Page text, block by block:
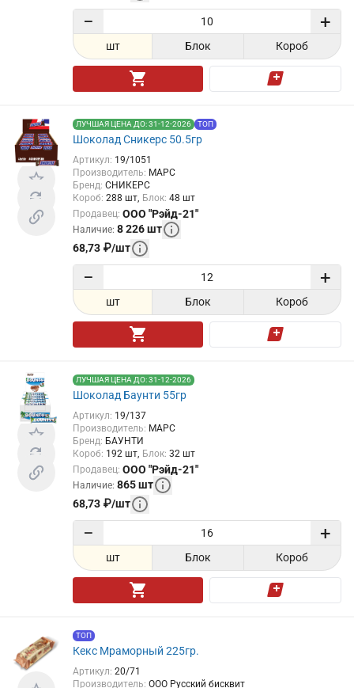
− +
шт Блок Короб
ЛУЧШАЯ ЦЕНА ДО: 31-12-2026 ТОП
Шоколад Сникерс 50.5гр
Артикул: 19/1051
Производитель: МАРС
Бренд: СНИКЕРС
Короб: 288 шт Блок: 48 шт
Продавец: ООО "Рэйд-21"
Наличие: 8 226шт
68,73 ₽/шт
− +
шт Блок Короб
ЛУЧШАЯ ЦЕНА ДО: 31-12-2026
Шоколад Баунти 55гр
Артикул: 19/137
Производитель: МАРС
Бренд: БАУНТИ
Короб: 192 шт Блок: 32 шт
Продавец: ООО "Рэйд-21"
Наличие: 865шт
68,73 ₽/шт
− +
шт Блок Короб
ТОП
Кекс Мраморный 225гр.
Артикул: 20/71
Производитель: ООО Русский бисквит